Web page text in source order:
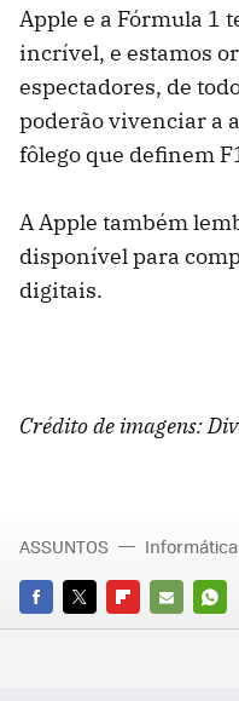
Apple e a Fórmula 1
incrível, e estamos
espectadores, de
poderão vivenciar a
fôlego que definem
A Apple também
disponível para
digitais.
Crédito de imagens:
FACEBOOK
TWITTERFLIPBOARD
E-
ASSUNTOS Informática